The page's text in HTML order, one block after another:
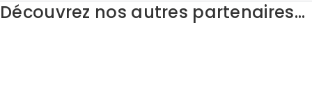
Découvrez nos autres partenaires...